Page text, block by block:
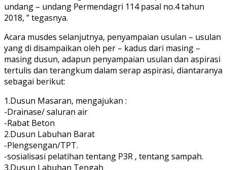
undang – undang Permendagri 114 pasal no.4 tahun
2018, ” tegasnya.
Acara musdes selanjutnya, penyampaian usulan – usulan
yang di disampaikan oleh per – kadus dari masing –
masing dusun, adapun penyampaian usulan dan aspirasi
tertulis dan terangkum dalam serap aspirasi, diantaranya
sebagai berikut:
1.Dusun Masaran, mengajukan :
-Drainase/ saluran air
-Rabat Beton
2.Dusun Labuhan Barat
-Plengsengan/TPT.
-sosialisasi pelatihan tentang P3R , tentang sampah.
3.Dusun Labuhan Tengah